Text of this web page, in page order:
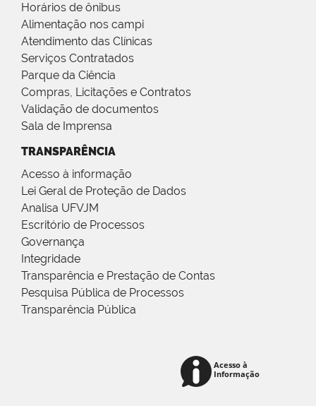
Horários de ônibus
Alimentação nos campi
Atendimento das Clínicas
Serviços Contratados
Parque da Ciência
Compras, Licitações e Contratos
Validação de documentos
Sala de Imprensa
TRANSPARÊNCIA
Acesso à informação
Lei Geral de Proteção de Dados
Analisa UFVJM
Escritório de Processos
Governança
Integridade
Transparência e Prestação de Contas
Pesquisa Pública de Processos
Transparência Pública